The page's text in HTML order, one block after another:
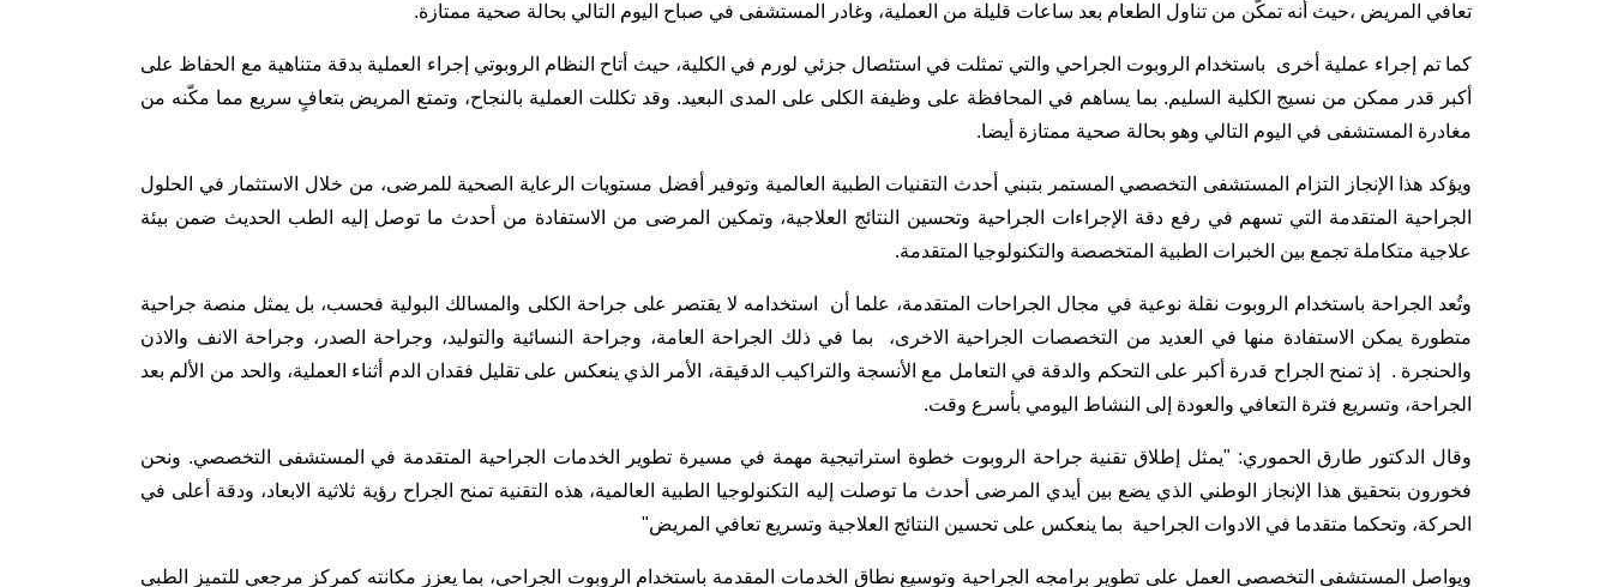
تعافي المريض ،حيث أنه تمكّن من تناول الطعام بعد ساعات قليلة من العملية، وغادر المستشفى في صباح اليوم التالي بحالة صحية ممتازة.
كما تم إجراء عملية أخرى باستخدام الروبوت الجراحي والتي تمثلت في استئصال جزئي لورم في الكلية، حيث أتاح النظام الروبوتي إجراء العملية بدقة متناهية مع الحفاظ على
أكبر قدر ممكن من نسيج الكلية السليم. بما يساهم في المحافظة على وظيفة الكلى على المدى البعيد. وقد تكللت العملية بالنجاح، وتمتع المريض بتعافٍ سريع مما مكّنه من
مغادرة المستشفى في اليوم التالي وهو بحالة صحية ممتازة أيضا.
ويؤكد هذا الإنجاز التزام المستشفى التخصصي المستمر بتبني أحدث التقنيات الطبية العالمية وتوفير أفضل مستويات الرعاية الصحية للمرضى، من خلال الاستثمار في الحلول
الجراحية المتقدمة التي تسهم في رفع دقة الإجراءات الجراحية وتحسين النتائج العلاجية، وتمكين المرضى من الاستفادة من أحدث ما توصل إليه الطب الحديث ضمن بيئة
علاجية متكاملة تجمع بين الخبرات الطبية المتخصصة والتكنولوجيا المتقدمة.
وتُعد الجراحة باستخدام الروبوت نقلة نوعية في مجال الجراحات المتقدمة، علما أن استخدامه لا يقتصر على جراحة الكلى والمسالك البولية فحسب، بل يمثل منصة جراحية
متطورة يمكن الاستفادة منها في العديد من التخصصات الجراحية الاخرى، بما في ذلك الجراحة العامة، وجراحة النسائية والتوليد، وجراحة الصدر، وجراحة الانف والاذن
والحنجرة . إذ تمنح الجراح قدرة أكبر على التحكم والدقة في التعامل مع الأنسجة والتراكيب الدقيقة، الأمر الذي ينعكس على تقليل فقدان الدم أثناء العملية، والحد من الألم بعد
الجراحة، وتسريع فترة التعافي والعودة إلى النشاط اليومي بأسرع وقت.
وقال الدكتور طارق الحموري: "يمثل إطلاق تقنية جراحة الروبوت خطوة استراتيجية مهمة في مسيرة تطوير الخدمات الجراحية المتقدمة في المستشفى التخصصي. ونحن
فخورون بتحقيق هذا الإنجاز الوطني الذي يضع بين أيدي المرضى أحدث ما توصلت إليه التكنولوجيا الطبية العالمية، هذه التقنية تمنح الجراح رؤية ثلاثية الابعاد، ودقة أعلى في
الحركة، وتحكما متقدما في الادوات الجراحية بما ينعكس على تحسين النتائج العلاجية وتسريع تعافي المريض"
ويواصل المستشفى التخصصي العمل على تطوير برامجه الجراحية وتوسيع نطاق الخدمات المقدمة باستخدام الروبوت الجراحي، بما يعزز مكانته كمركز مرجعي للتميز الطبي